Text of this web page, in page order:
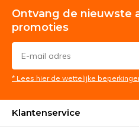
Ontvang de nieuwste
promoties
* Lees hier de wettelijke
Klantenservice